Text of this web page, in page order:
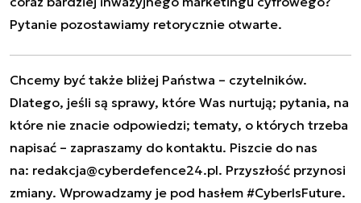
Pytanie pozostawiamy retorycznie otwarte.
Chcemy być także bliżej Państwa – czytelników.
Dlatego, jeśli są sprawy, które Was nurtują; pytania, na
które nie znacie odpowiedzi; tematy, o których trzeba
napisać – zapraszamy do kontaktu. Piszcie do nas
na: redakcja@cyberdefence24.pl. Przyszłość przynosi
zmiany. Wprowadzamy je pod hasłem #CyberIsFuture.